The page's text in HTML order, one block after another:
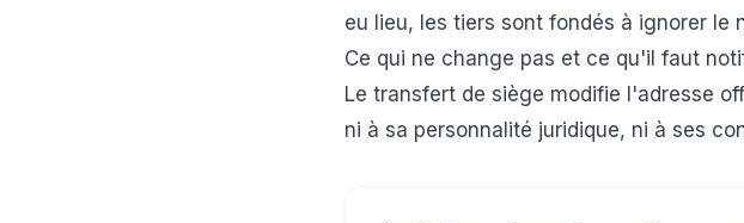
eu lieu, les tiers sont fondés à ignorer le
Ce qui ne change pas et ce qu'il faut
Le transfert de siège modifie l'adresse
ni à sa personnalité juridique, ni à ses